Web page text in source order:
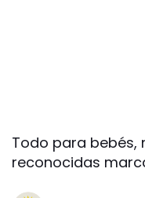
Todo para bebés,
reconocidas